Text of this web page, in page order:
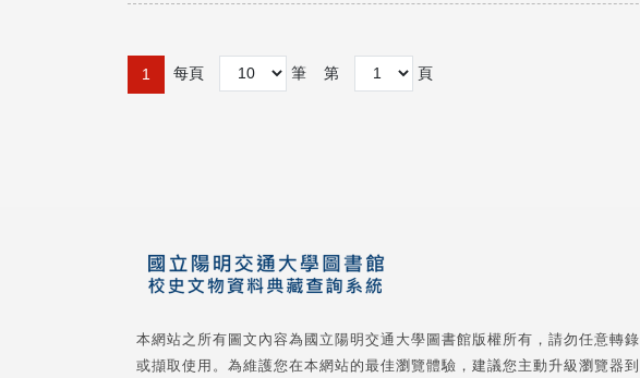
1 每頁 筆 第 頁
本網站之所有圖文內容為國立陽明交通大學圖書館版權所有，請勿任意轉錄
或擷取使用。為維護您在本網站的最佳瀏覽體驗，建議您主動升級瀏覽器到